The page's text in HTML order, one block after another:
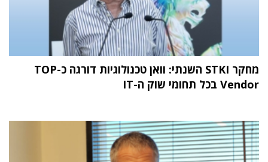
מחקר STKI השנתי: וואן טכנולוגיות דורגה כ-TOP
Vendor בכל תחומי שוק ה-IT